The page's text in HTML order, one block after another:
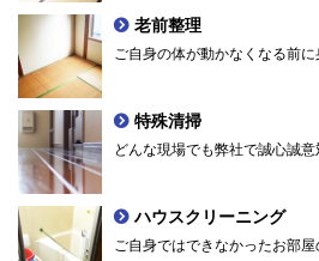
老前整理
ご自身の体が動かなくなる前に
特殊清掃
どんな現場でも弊社で誠心誠意
ハウスクリーニング
ご自身ではできなかったお部屋